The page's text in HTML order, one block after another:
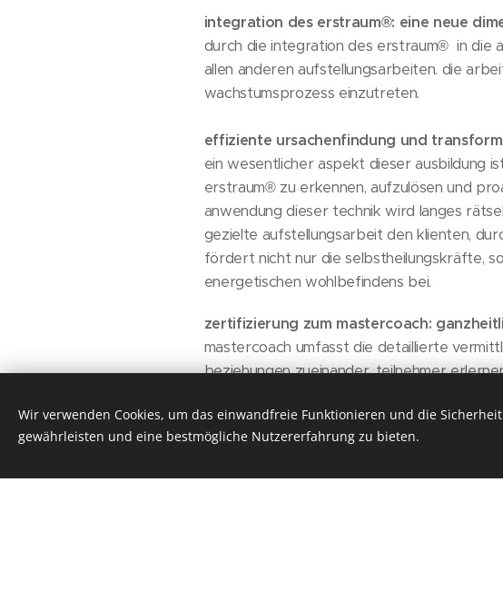
integration des erstraum®: eine neue
durch die integration des erstraum® in die
allen anderen aufstellungsarbeiten. die
wachstumsprozess einzutreten.
effiziente ursachenfindung und
ein wesentlicher aspekt dieser ausbildung
erstraum® zu erkennen, aufzulösen und
anwendung dieser technik wird langes
gezielte aufstellungsarbeit den klienten,
fördert nicht nur die selbstheilungskräfte,
energetischen wohlbefindens bei.
zertifizierung zum mastercoach:
mastercoach umfasst die detaillierte
beziehungen zueinander. teilnehmer
feinstoffkörper darstellen. diese praxisnahe
problemen in ihrer arbeit mit klienten
durch die professionelle schulung und
Wir verwenden Cookies, um das einwandfreie Funktionieren und die
gewährleisten und eine bestmögliche Nutzererfahrung zu bieten.